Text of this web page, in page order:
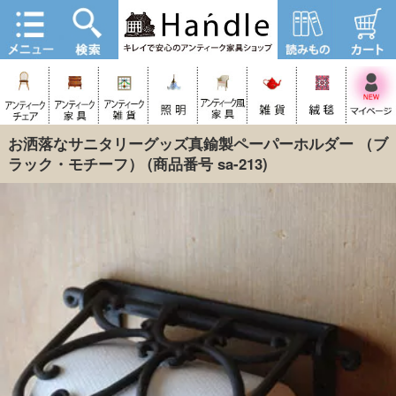
お洒落なサニタリーグッズ真鍮製ペーパーホルダー （ブ
ラック・モチーフ）
(商品番号 sa-213)